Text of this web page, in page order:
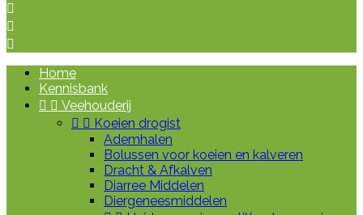



Home
Kennisbank
  Veehouderij
  Koeien drogist
Ademhalen
Bolussen voor koeien en kalveren
Dracht & Afkalven
Diarree Middelen
Diergeneesmiddelen